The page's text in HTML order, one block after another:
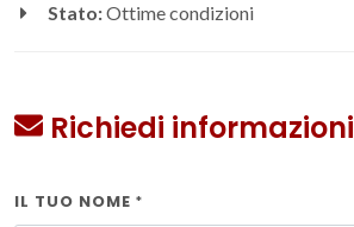
Stato:Ottime condizioni
Richiedi informazioni
IL TUO NOME *